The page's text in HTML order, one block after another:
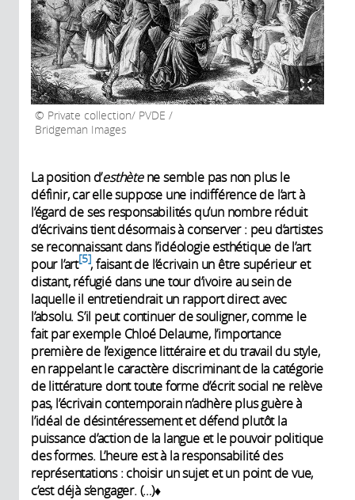
Private collection/ PVDE /
Bridgeman Images
La position d’esthètene semble pas non plus le
définir, car elle suppose une indifférence de l’art à
l’égard de ses responsabilités qu’un nombre réduit
d’écrivains tient désormais à conserver : peu d’artistes
se reconnaissant dans l’idéologie esthétique de l’art
pour l’art 5 , faisant de l’écrivain un être supérieur et
distant, réfugié dans une tour d’ivoire au sein de
laquelle il entretiendrait un rapport direct avec
l’absolu. S’il peut continuer de souligner, comme le
fait par exemple Chloé Delaume, l’importance
première de l’exigence littéraire et du travail du style,
en rappelant le caractère discriminant de la catégorie
de littérature dont toute forme d’écrit social ne relève
pas, l’écrivain contemporain n’adhère plus guère à
l’idéal de désintéressement et défend plutôt la
puissance d’action de la langue et le pouvoir politique
des formes. L’heure est à la responsabilité des
représentations : choisir un sujet et un point de vue,
c’est déjà s’engager. (…)♦